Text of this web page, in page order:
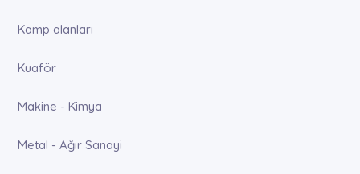
Kamp alanları
Kuaför
Makine - Kimya
Metal - Ağır Sanayi